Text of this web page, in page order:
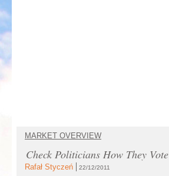
MARKET OVERVIEW
Check Politicians How They Vote
Rafał Styczeń 22/12/2011